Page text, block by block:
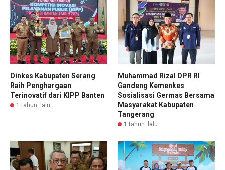
Dinkes Kabupaten Serang
Raih Penghargaan
Terinovatif dari KIPP Banten
1 tahun lalu
Muhammad Rizal DPR RI
Gandeng Kemenkes
Sosialisasi Germas Bersama
Masyarakat Kabupaten
Tangerang
1 tahun lalu